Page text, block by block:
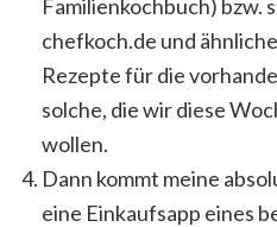
Familienkochbuch) bzw.
chefkoch.de und
Rezepte für die
solche, die wir diese
wollen.
Dann kommt meine
eine Einkaufsapp eines